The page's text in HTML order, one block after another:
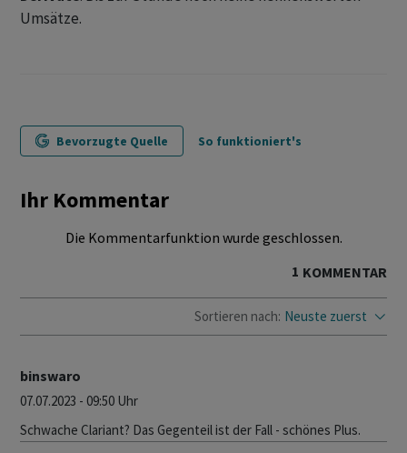
Umsätze.
Bevorzugte Quelle So funktioniert's
Ihr Kommentar
Die Kommentarfunktion wurde geschlossen.
1 KOMMENTAR
Sortieren nach: Neuste zuerst
binswaro
07.07.2023 - 09:50 Uhr
Schwache Clariant? Das Gegenteil ist der Fall - schönes Plus.